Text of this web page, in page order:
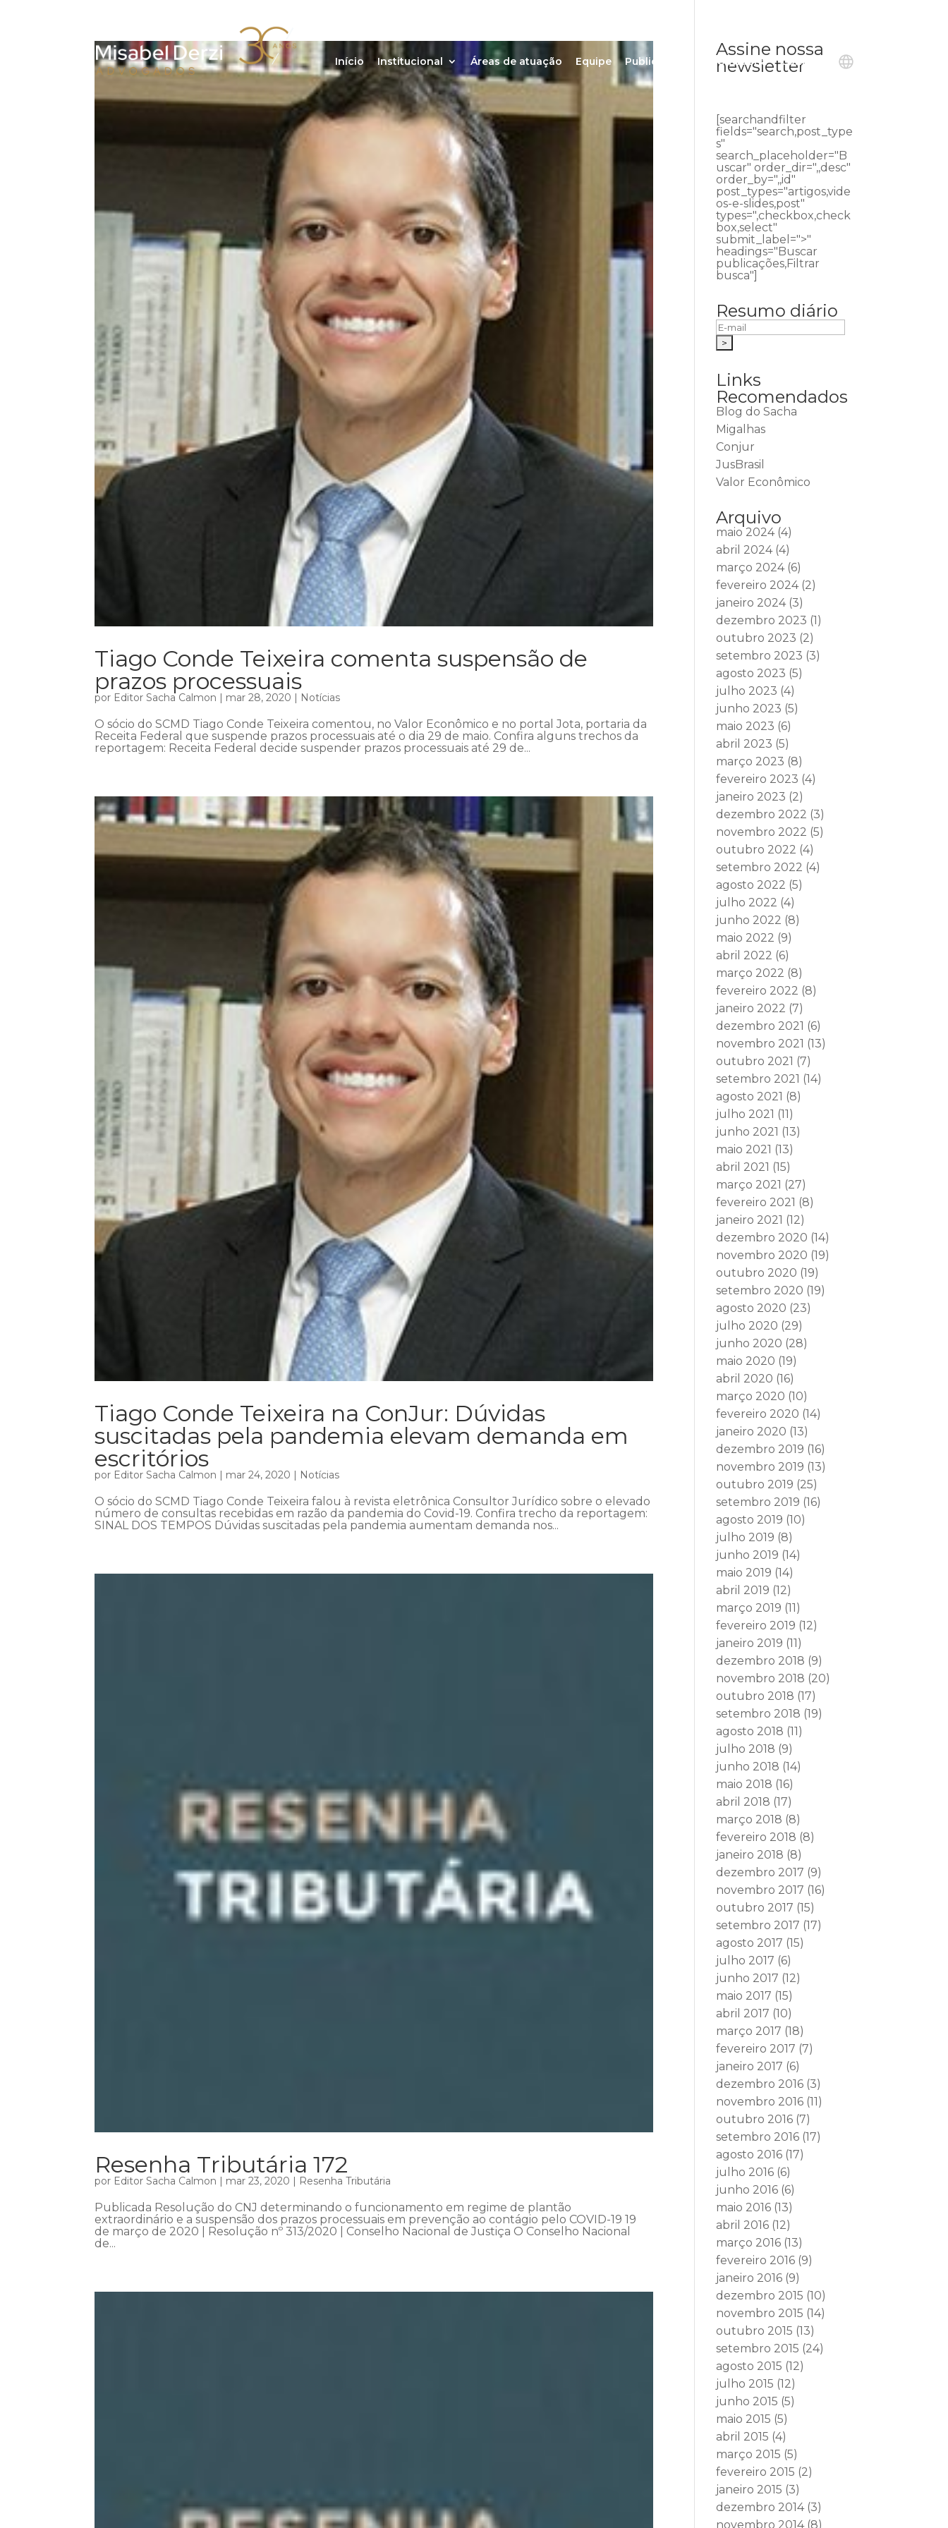
Início Institucional Áreas de atuação Equipe Publicações Ouvidoria Contato
Tiago Conde Teixeira comenta suspensão de
prazos processuais
por Editor Sacha Calmon | mar 28, 2020 | Notícias
O sócio do SCMD Tiago Conde Teixeira comentou, no Valor Econômico e no portal Jota, portaria da
Receita Federal que suspende prazos processuais até o dia 29 de maio. Confira alguns trechos da
reportagem: Receita Federal decide suspender prazos processuais até 29 de...
Tiago Conde Teixeira na ConJur: Dúvidas
suscitadas pela pandemia elevam demanda em
escritórios
por Editor Sacha Calmon | mar 24, 2020 | Notícias
O sócio do SCMD Tiago Conde Teixeira falou à revista eletrônica Consultor Jurídico sobre o elevado
número de consultas recebidas em razão da pandemia do Covid-19. Confira trecho da reportagem:
SINAL DOS TEMPOS Dúvidas suscitadas pela pandemia aumentam demanda nos...
Resenha Tributária 172
por Editor Sacha Calmon | mar 23, 2020 | Resenha Tributária
Publicada Resolução do CNJ determinando o funcionamento em regime de plantão
extraordinário e a suspensão dos prazos processuais em prevenção ao contágio pelo COVID-19 19
de março de 2020 | Resolução nº 313/2020 | Conselho Nacional de Justiça O Conselho Nacional
de...
Assine nossa
newsletter
[searchandfilter
fields="search,post_type
s"
search_placeholder="B
uscar" order_dir=",,desc"
order_by=",,id"
post_types="artigos,vide
os-e-slides,post"
types=",checkbox,check
box,select"
submit_label=">"
headings="Buscar
publicações,Filtrar
busca"]
Resumo diário
Links
Recomendados
Blog do Sacha
Migalhas
Conjur
JusBrasil
Valor Econômico
Arquivo
maio 2024(4)
abril 2024(4)
março 2024(6)
fevereiro 2024(2)
janeiro 2024(3)
dezembro 2023 (1)
outubro 2023 (2)
setembro 2023 (3)
agosto 2023 (5)
julho 2023 (4)
junho 2023 (5)
maio 2023 (6)
abril 2023 (5)
março 2023 (8)
fevereiro 2023 (4)
janeiro 2023 (2)
dezembro 2022 (3)
novembro 2022 (5)
outubro 2022 (4)
setembro 2022 (4)
agosto 2022 (5)
julho 2022 (4)
junho 2022 (8)
maio 2022 (9)
abril 2022 (6)
março 2022 (8)
fevereiro 2022 (8)
janeiro 2022 (7)
dezembro 2021 (6)
novembro 2021 (13)
outubro 2021 (7)
setembro 2021 (14)
agosto 2021 (8)
julho 2021 (11)
junho 2021 (13)
maio 2021 (13)
abril 2021 (15)
março 2021 (27)
fevereiro 2021 (8)
janeiro 2021 (12)
dezembro 2020 (14)
novembro 2020 (19)
outubro 2020 (19)
setembro 2020 (19)
agosto 2020 (23)
julho 2020 (29)
junho 2020 (28)
maio 2020 (19)
abril 2020 (16)
março 2020 (10)
fevereiro 2020 (14)
janeiro 2020 (13)
dezembro 2019 (16)
novembro 2019 (13)
outubro 2019 (25)
setembro 2019 (16)
agosto 2019 (10)
julho 2019 (8)
junho 2019 (14)
maio 2019 (14)
abril 2019 (12)
março 2019 (11)
fevereiro 2019 (12)
janeiro 2019 (11)
dezembro 2018 (9)
novembro 2018 (20)
outubro 2018 (17)
setembro 2018 (19)
agosto 2018 (11)
julho 2018 (9)
junho 2018 (14)
maio 2018 (16)
abril 2018 (17)
março 2018 (8)
fevereiro 2018 (8)
janeiro 2018 (8)
dezembro 2017 (9)
novembro 2017 (16)
outubro 2017 (15)
setembro 2017 (17)
agosto 2017 (15)
julho 2017 (6)
junho 2017 (12)
maio 2017 (15)
abril 2017 (10)
março 2017 (18)
fevereiro 2017 (7)
janeiro 2017 (6)
dezembro 2016 (3)
novembro 2016 (11)
outubro 2016 (7)
setembro 2016 (17)
agosto 2016 (17)
julho 2016 (6)
junho 2016 (6)
maio 2016 (13)
abril 2016 (12)
março 2016 (13)
fevereiro 2016 (9)
janeiro 2016 (9)
dezembro 2015 (10)
novembro 2015 (14)
outubro 2015 (13)
setembro 2015 (24)
agosto 2015 (12)
julho 2015 (12)
junho 2015 (5)
maio 2015 (5)
abril 2015 (4)
março 2015 (5)
fevereiro 2015 (2)
janeiro 2015 (3)
dezembro 2014(3)
novembro 2014(8)